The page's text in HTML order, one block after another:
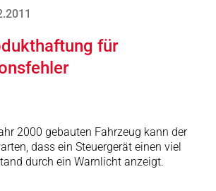
für
2000 gebauten Fahrzeug kann der
dass ein Steuergerät einen viel
durch ein Warnlicht anzeigt.